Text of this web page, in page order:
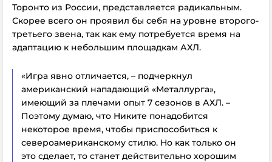
Торонто из России, представляется радикальным.
Скорее всего он проявил бы себя на уровне второго-
третьего звена, так как ему потребуется время на
адаптацию к небольшим площадкам АХЛ.
«Игра явно отличается, – подчеркнул
американский нападающий «Металлурга»,
имеющий за плечами опыт 7 сезонов в АХЛ. –
Поэтому думаю, что Никите понадобится
некоторое время, чтобы приспособиться к
североамериканскому стилю. Но как только он
это сделает, то станет действительно хорошим